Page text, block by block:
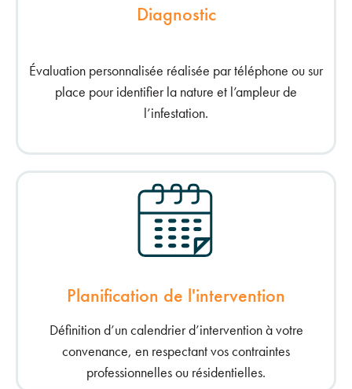
Diagnostic
Évaluation personnalisée réalisée par téléphone ou sur
place pour identifier la nature et l’ampleur de
l’infestation.
Planification de l'intervention
Définition d’un calendrier d’intervention à votre
convenance, en respectant vos contraintes
professionnelles ou résidentielles.